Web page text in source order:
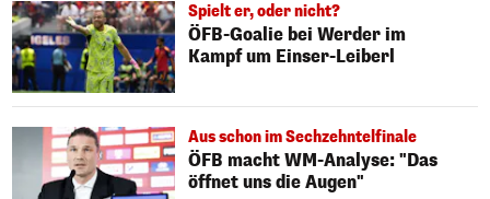
Spielt er, oder nicht?
ÖFB-Goalie bei Werder im
Kampf um Einser-Leiberl
Aus schon im Sechzehntelfinale
ÖFB macht WM-Analyse: "Das
öffnet uns die Augen"